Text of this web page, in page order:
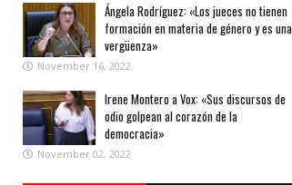
Ángela Rodríguez: «Los jueces no tienen
formación en materia de género y es una
vergüenza»
November 16, 2022
Irene Montero a Vox: «Sus discursos de
odio golpean al corazón de la
democracia»
November 02, 2022